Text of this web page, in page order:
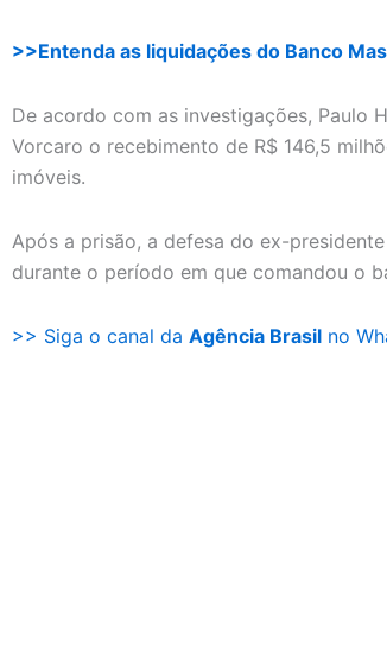
>>Entenda as liquidações do Banco
De acordo com as investigações, Paulo
Vorcaro o recebimento de R$ 146,5
imóveis.
Após a prisão, a defesa do ex-
durante o período em que comandou o
>> Siga o canal da Agência Brasil no